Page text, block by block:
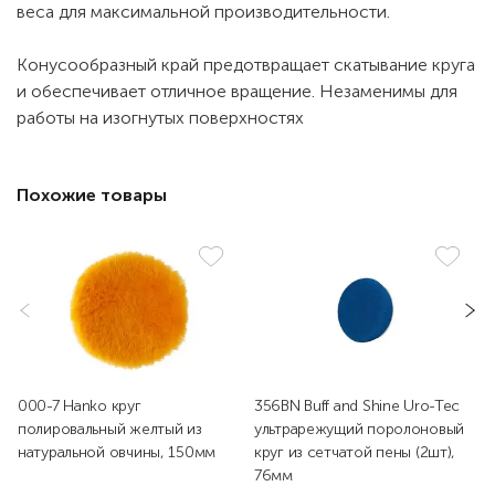
веса для максимальной производительности.
Конусообразный край предотвращает скатывание круга
и обеспечивает отличное вращение. Незаменимы для
работы на изогнутых поверхностях
Похожие товары
000-7 Hanko круг
полировальный желтый из
натуральной овчины, 150мм
356BN Buff and Shine Uro-Tec
ультрарежущий поролоновый
круг из сетчатой пены (2шт),
76мм